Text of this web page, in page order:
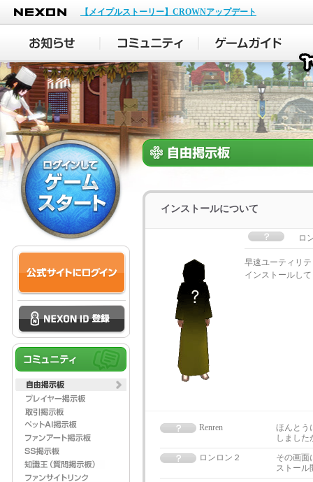
NEXON
【メイプルストーリー】CROWNアップデート
インストールについて
ロ
早速ユーティリ
インストールし
Renren
ほんとう
しました
ロンロン２
その画
ストー